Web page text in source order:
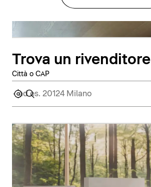
Trova un rivenditore
Città o CAP